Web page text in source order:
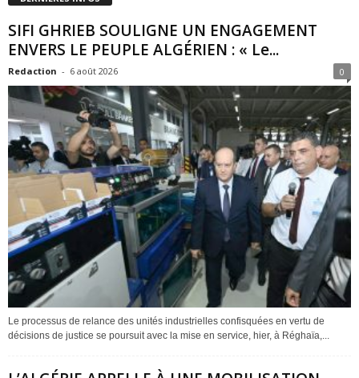
SIFI GHRIEB SOULIGNE UN ENGAGEMENT
ENVERS LE PEUPLE ALGÉRIEN : « Le...
Redaction - 6 août 2026 0
Le processus de relance des unités industrielles confisquées en vertu de
décisions de justice se poursuit avec la mise en service, hier, à Réghaïa,...